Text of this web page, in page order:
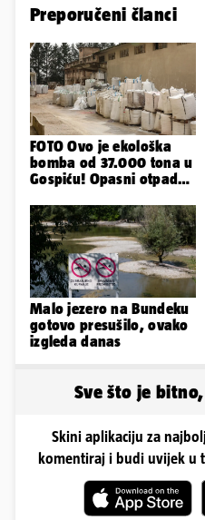
Preporučeni članci
FOTO Ovo je ekološka
bomba od 37.000 tona u
Gospiću! Opasni otpad
Malo jezero na Bundeku
gotovo presušilo, ovako
izgleda danas
Sve što je
Skini aplikaciju za
komentiraj i budi uvijek u